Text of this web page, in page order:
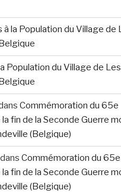
à la Population du Village de
Population du Village de
Commémoration du 65e
fin de la Seconde Guerre
(Belgique)
dans Commémoration du 65e
fin de la Seconde Guerre
(Belgique)